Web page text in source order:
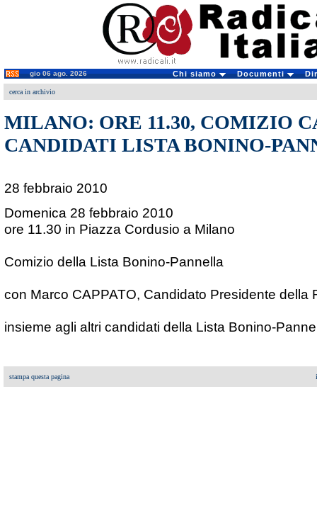
gio 06 ago. 2026 Chi siamo Documenti
cerca in archivio
MILANO: ORE 11.30, COMIZIO
CANDIDATI LISTA BONINO-
28 febbraio 2010
Domenica 28 febbraio 2010
ore 11.30 in Piazza Cordusio a Milano
Comizio della Lista Bonino-Pannella
con Marco CAPPATO, Candidato Presidente della
insieme agli altri candidati della Lista Bonino-
stampa questa pagina